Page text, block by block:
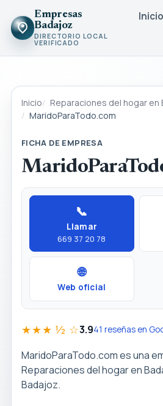
Empresas
Badajoz
DIRECTORIO LOCAL
VERIFICADO
Inicio
Inicio
Reparaciones del hogar en
MaridoParaTodo.com
FICHA DE EMPRESA
📞
Llamar
669 37 20 78
🌐
Web oficial
★★★ ½ ☆3.941 reseñas en
MaridoParaTodo.com es una
Reparaciones del hogar en
Badajoz.